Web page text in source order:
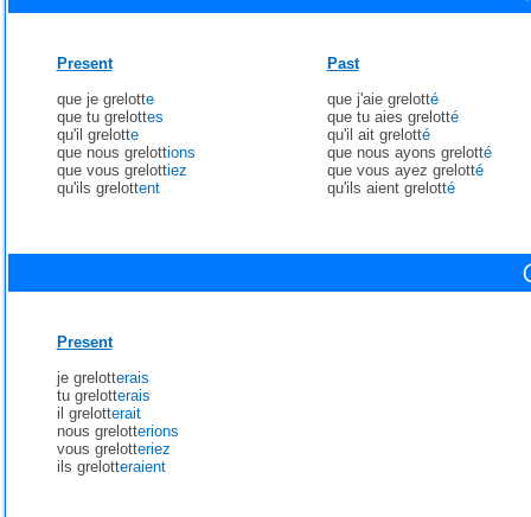
Present
que je grelotte
que tu grelottes
qu'il grelotte
que nous grelottions
que vous grelottiez
qu'ils grelottent
Past
que j'aie grelotté
que tu aies grelotté
qu'il ait grelotté
que nous ayons grelotté
que vous ayez grelotté
qu'ils aient grelotté
Present
je grelotterais
tu grelotterais
il grelotterait
nous grelotterions
vous grelotteriez
ils grelotteraient